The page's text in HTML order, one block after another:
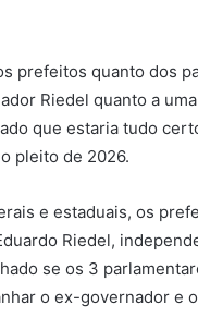
prefeitos quanto dos
Riedel quanto a
que estaria tudo
pleito de 2026.
e estaduais, os
Riedel,
se os 3
o ex-governador e